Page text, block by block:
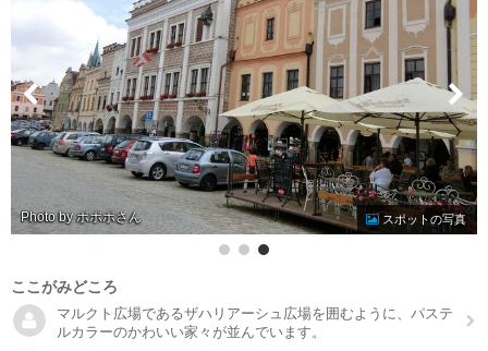
Photo by ポポポ スポットの写真
ここがみどころ
マルクト広場であるザハリアーシュ広場を囲むように、パステ
ルカラーのかわいい家々が並んでいます。